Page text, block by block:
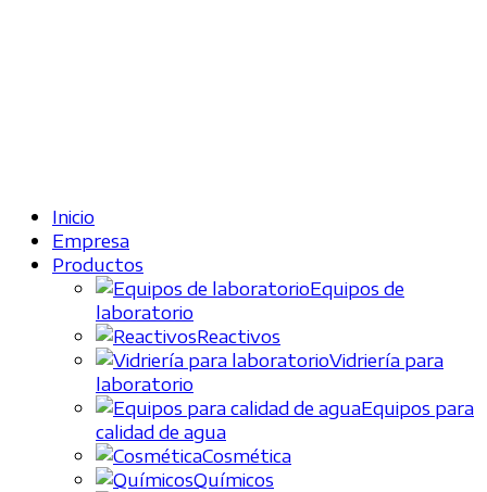
Inicio
Empresa
Productos
Equipos de
laboratorio
Reactivos
Vidriería para
laboratorio
Equipos para
calidad de agua
Cosmética
Químicos